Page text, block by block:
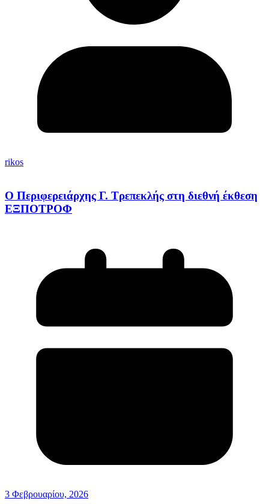
rikos
Ο Περιφερειάρχης Γ. Τρεπεκλής στη διεθνή έκθεση
ΕΞΠΟΤΡΟΦ
3 Φεβρουαρίου, 2026